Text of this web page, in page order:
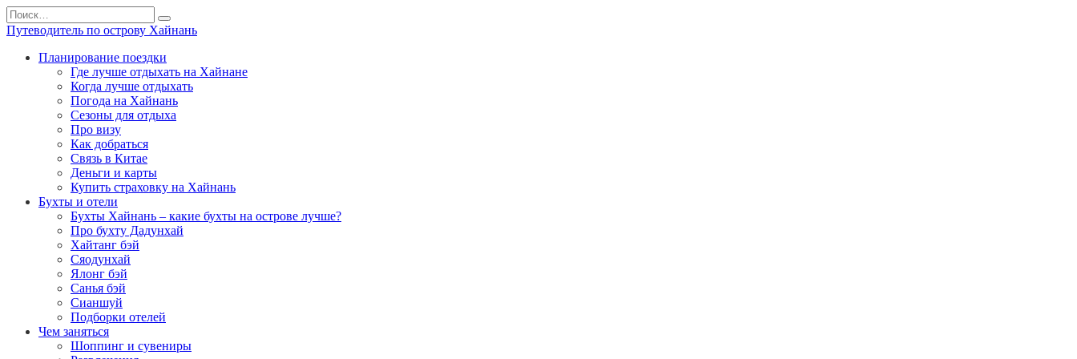
Перейти
к
содержанию
Search
for:
Путеводитель по острову Хайнань
Планирование поездки
Где лучше отдыхать на Хайнане
Когда лучше отдыхать
Погода на Хайнань
Сезоны для отдыха
Про визу
Как добраться
Связь в Китае
Деньги и карты
Купить страховку на Хайнань
Бухты и отели
Бухты Хайнань – какие бухты на острове лучше?
Про бухту Дадунхай
Хайтанг бэй
Сяодунхай
Ялонг бэй
Санья бэй
Сианшуй
Подборки отелей
Чем заняться
Шоппинг и сувениры